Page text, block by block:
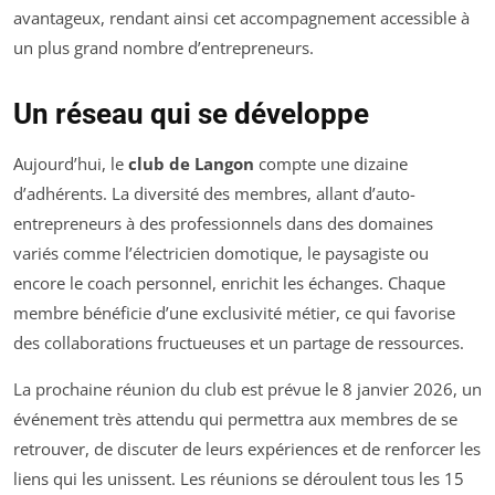
avantageux, rendant ainsi cet accompagnement accessible à
un plus grand nombre d’entrepreneurs.
Un réseau qui se développe
Aujourd’hui, le club de Langon compte une dizaine
d’adhérents. La diversité des membres, allant d’auto-
entrepreneurs à des professionnels dans des domaines
variés comme l’électricien domotique, le paysagiste ou
encore le coach personnel, enrichit les échanges. Chaque
membre bénéficie d’une exclusivité métier, ce qui favorise
des collaborations fructueuses et un partage de ressources.
La prochaine réunion du club est prévue le 8 janvier 2026, un
événement très attendu qui permettra aux membres de se
retrouver, de discuter de leurs expériences et de renforcer les
liens qui les unissent. Les réunions se déroulent tous les 15